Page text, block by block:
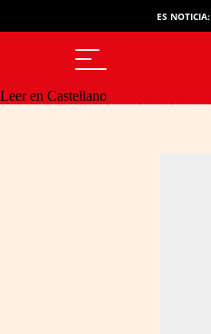
ES NOTICIA:
Leer en Castellano